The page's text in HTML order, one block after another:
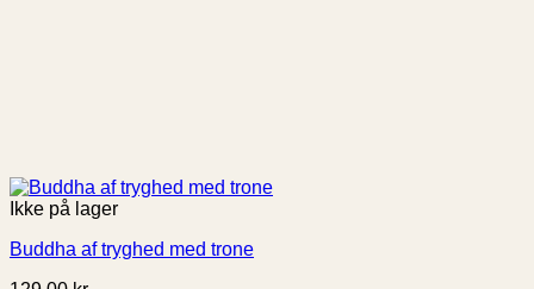
Ikke på lager
Buddha af tryghed med trone